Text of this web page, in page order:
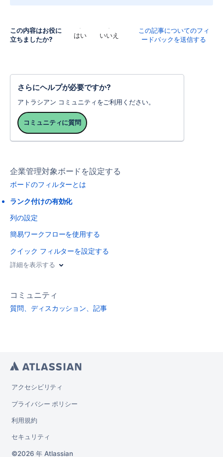
この内容はお役に
立ちましたか?
はい いいえ
この記事についてのフィ
ードバックを送信する
さらにヘルプが必要ですか?
アトラシアン コミュニティをご利用ください。
コミュニティに質問
企業管理対象ボードを設定する
ボードのフィルターとは
ランク付けの有効化
列の設定
簡易ワークフローを使用する
クイック フィルターを設定する
詳細を表示する
コミュニティ
質問、ディスカッション、記事
アクセシビリティ
プライバシー ポリシー
利用規約
セキュリティ
2026 年 Atlassian